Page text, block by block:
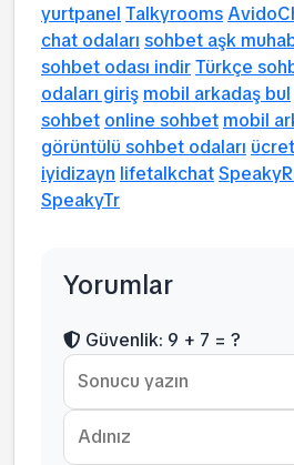
yurtpanel Talkyrooms
chat odaları sohbet aşk
sohbet odası indirTürkçe
odaları giriş mobil arkadaş bul
sohbet online sohbet mobil
görüntülü sohbet odaları
iyidizayn lifetalkchat
SpeakyTr
Yorumlar
Güvenlik: 9 + 7 = ?